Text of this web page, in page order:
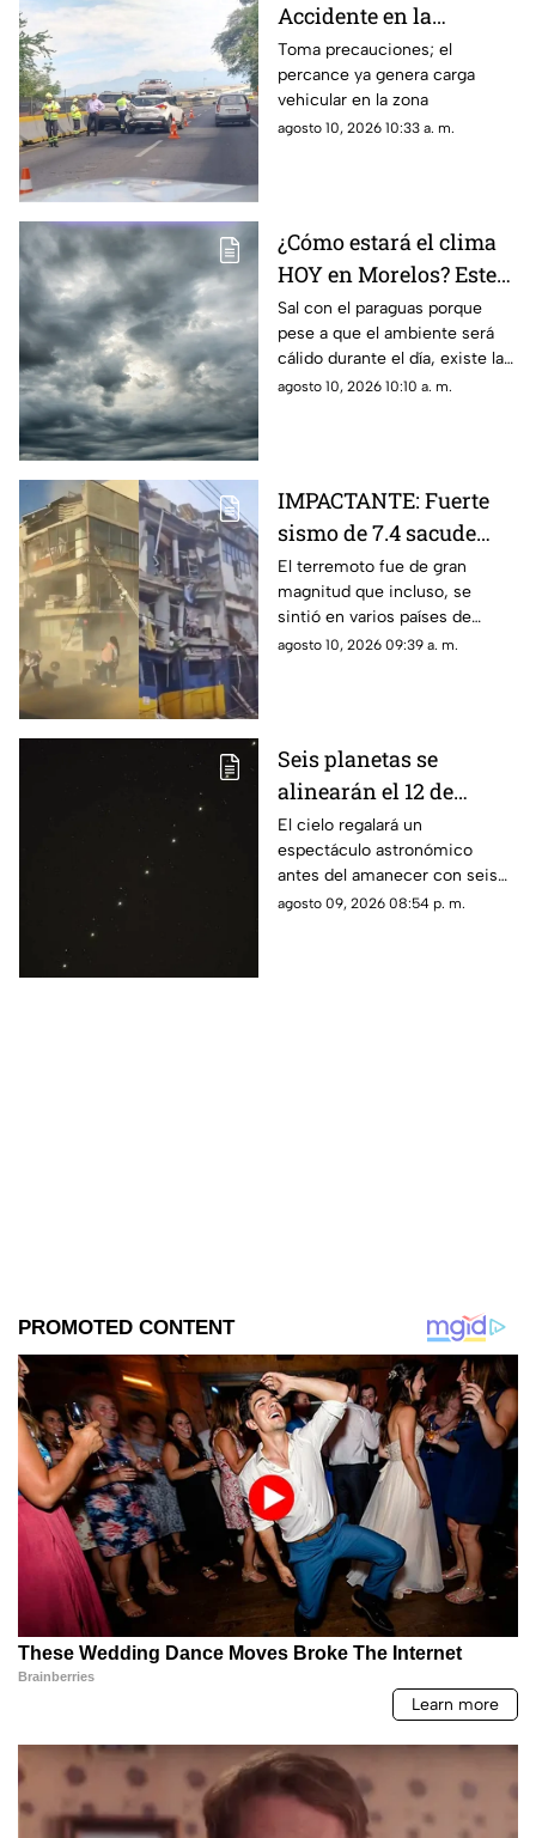
Accidente en la
Cuernavaca-Acapulco
provoca cierre parcial
HOY 10 de agosto
Toma precauciones; el
percance ya genera carga
vehicular en la zona
agosto 10, 2026 10:33 a. m.
¿Cómo estará el clima
HOY en Morelos? Este
es el pronóstico para el
10 de agosto
Sal con el paraguas porque
pese a que el ambiente será
cálido durante el día, existe la
probabilidad de lluvia en
agosto 10, 2026 10:10 a. m.
IMPACTANTE: Fuerte
sismo de 7.4 sacude
Colombia; este es el
saldo hasta el
momento
El terremoto fue de gran
magnitud que incluso, se
sintió en varios países de
Sudamérica
agosto 10, 2026 09:39 a. m.
Seis planetas se
alinearán el 12 de
agosto: así podrás
observar el fenómeno
desde Morelos
El cielo regalará un
espectáculo astronómico
antes del amanecer con seis
planetas visibles desde
agosto 09, 2026 08:54 p. m.